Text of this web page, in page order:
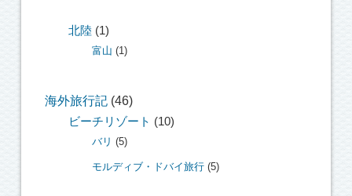
北陸(1)
富山 (1)
海外旅行記(46)
ビーチリゾート (10)
バリ (5)
モルディブ・ドバイ旅行(5)